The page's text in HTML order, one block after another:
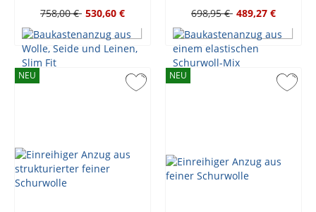
758,00 € 530,60 €
698,95 € 489,27 €
NEU NEU